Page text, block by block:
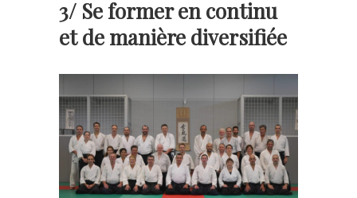
3/ Se former en continu
et de manière diversifiée